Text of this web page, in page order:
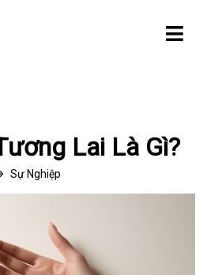
Lai Là Gì?
Sự Nghiệp